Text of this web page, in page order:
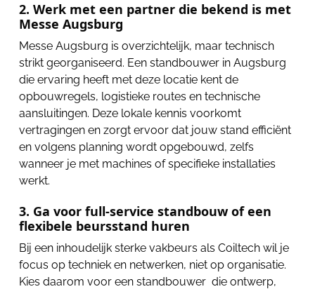
2. Werk met een partner die bekend is met
Messe Augsburg
Messe Augsburg is overzichtelijk, maar technisch
strikt georganiseerd. Een standbouwer in Augsburg
die ervaring heeft met deze locatie kent de
opbouwregels, logistieke routes en technische
aansluitingen. Deze lokale kennis voorkomt
vertragingen en zorgt ervoor dat jouw stand efficiënt
en volgens planning wordt opgebouwd, zelfs
wanneer je met machines of specifieke installaties
werkt.
3. Ga voor full-service standbouw of een
flexibele beursstand huren
Bij een inhoudelijk sterke vakbeurs als Coiltech wil je
focus op techniek en netwerken, niet op organisatie.
Kies daarom voor een standbouwer die ontwerp,